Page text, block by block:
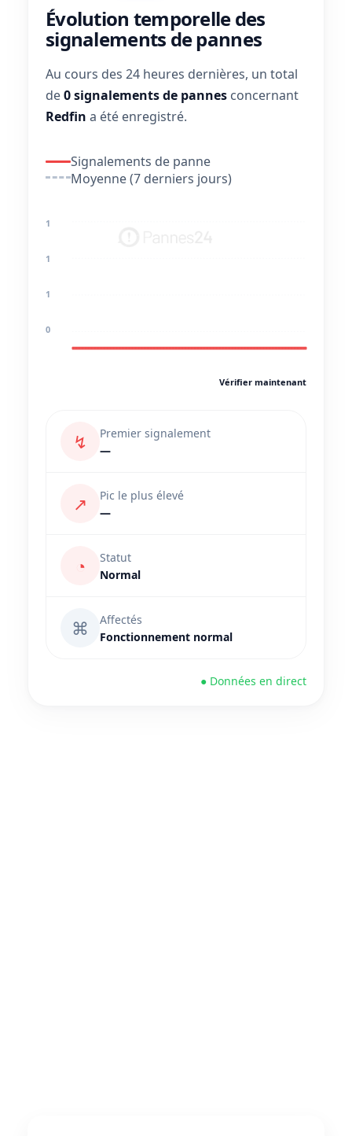
Évolution temporelle des
signalements de pannes
Au cours des 24 heures dernières, un total
de0 signalements de pannes concernant
Redfin a été enregistré.
Signalements de panne
Moyenne (7 derniers jours)
1
1
1
0
Vérifier maintenant
↯
Premier signalement
—
↗
Pic le plus élevé
—
◔
Statut
Normal
⌘
Affectés
Fonctionnement normal
● Données en direct